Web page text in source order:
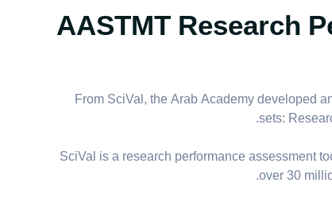
AASTMT Research
From SciVal, the Arab Academy developed
sets:
SciVal is a research performance assessment
over 30